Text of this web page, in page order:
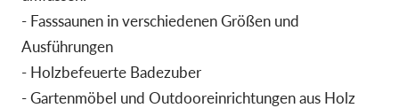
- Fasssaunen in verschiedenen Größen und
Ausführungen
- Holzbefeuerte Badezuber
- Gartenmöbel und Outdooreinrichtungen aus Holz